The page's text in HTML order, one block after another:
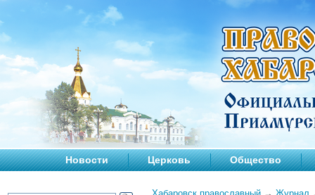
Новости Церковь Общество